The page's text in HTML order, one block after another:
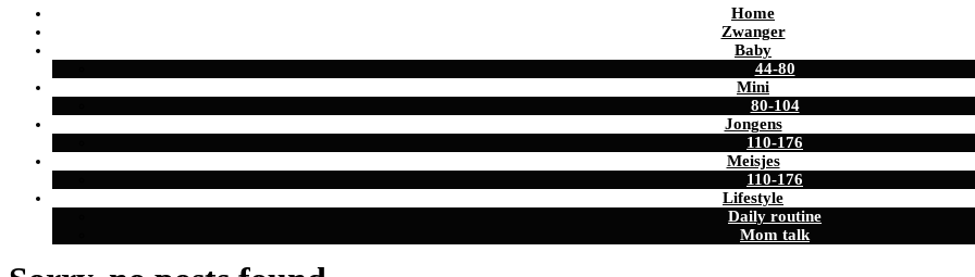
Home
Zwanger
Baby
44-80
Mini
80-104
Jongens
110-176
Meisjes
110-176
Lifestyle
Daily routine
Mom talk